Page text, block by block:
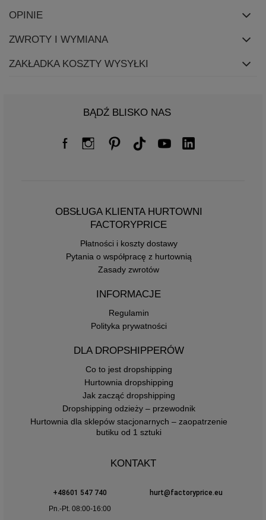
OPINIE
ZWROTY I WYMIANA
ZAKŁADKA KOSZTY WYSYŁKI
BĄDŹ BLISKO NAS
OBSŁUGA KLIENTA HURTOWNI
FACTORYPRICE
Płatności i koszty dostawy
Pytania o współpracę z hurtownią
Zasady zwrotów
INFORMACJE
Regulamin
Polityka prywatności
DLA DROPSHIPPERÓW
Co to jest dropshipping
Hurtownia dropshipping
Jak zacząć dropshipping
Dropshipping odzieży – przewodnik
Hurtownia dla sklepów stacjonarnych – zaopatrzenie
butiku od 1 sztuki
KONTAKT
+48601 547 740
hurt@factoryprice.eu
Pn.-Pt. 08:00-16:00